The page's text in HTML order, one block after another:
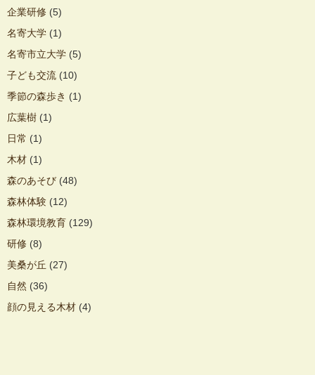
企業研修 (5)
名寄大学 (1)
名寄市立大学 (5)
子ども交流 (10)
季節の森歩き (1)
広葉樹 (1)
日常 (1)
木材 (1)
森のあそび (48)
森林体験 (12)
森林環境教育 (129)
研修 (8)
美桑が丘 (27)
自然 (36)
顔の見える木材 (4)